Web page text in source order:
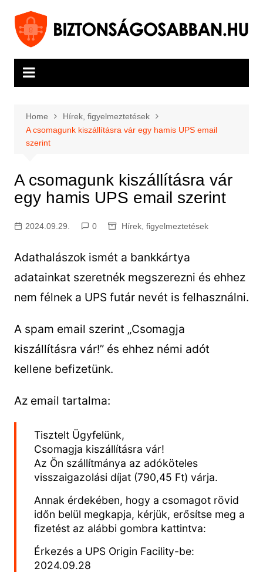
content
Home
Hírek, figyelmeztetések
A csomagunk kiszállításra vár egy hamis UPS email
szerint
A csomagunk kiszállításra vár
egy hamis UPS email szerint
2024.09.29. 0 Hírek, figyelmeztetések
Adathalászok ismét a bankkártya
adatainkat szeretnék megszerezni és ehhez
nem félnek a UPS futár nevét is felhasználni.
A spam email szerint „Csomagja
kiszállításra vár!” és ehhez némi adót
kellene befizetünk.
Az email tartalma:
Tisztelt Ügyfelünk,
Csomagja kiszállításra vár!
Az Ön szállítmánya az adóköteles
visszaigazolási díjat (790,45 Ft) várja.
Annak érdekében, hogy a csomagot rövid
időn belül megkapja, kérjük, erősítse meg a
fizetést az alábbi gombra kattintva:
Érkezés a UPS Origin Facility-be:
2024.09.28